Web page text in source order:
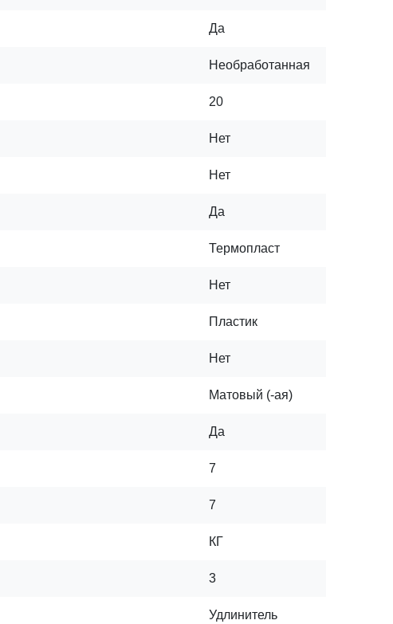
Да
Необработанная
20
Нет
Нет
Да
Термопласт
Нет
Пластик
Нет
Матовый (-ая)
Да
7
7
КГ
3
Удлинитель